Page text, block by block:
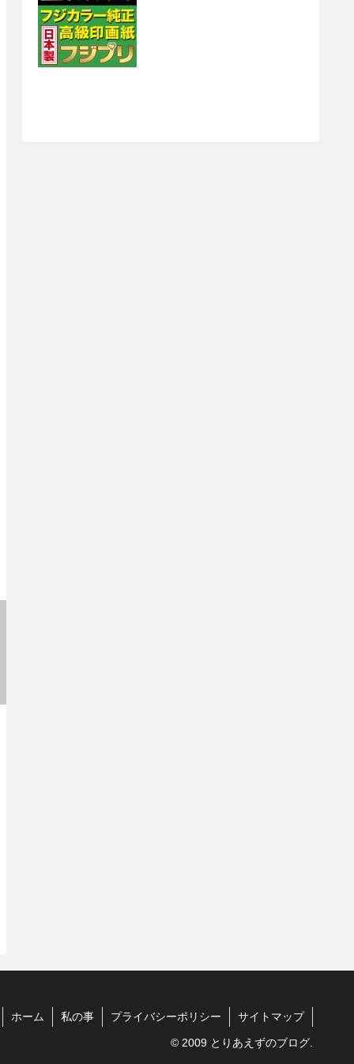
ホーム 私の事 プライバシーポリシー サイトマップ
© 2009 とりあえずのブログ.